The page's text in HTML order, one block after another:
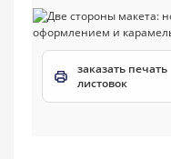
заказать печать
листовок